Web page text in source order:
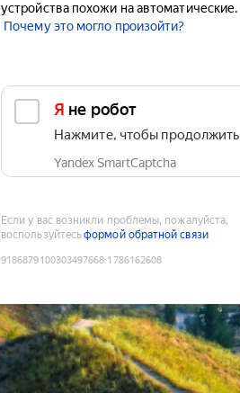
устройства похожи на автоматические.
Почему это могло произойти?
Я не робот
Нажмите, чтобы продолжить
Yandex SmartCaptcha
Если у вас возникли проблемы, пожалуйста,
воспользуйтесьформой обратной связи
9186879100303497668:1786162608